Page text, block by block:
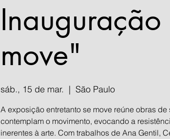
move"
sáb., 15 de mar.
  |
São Paulo
A exposição entretanto se move reúne obras
contemplam o movimento, evocando a
inerentes à arte. Com trabalhos de Ana Gentil,